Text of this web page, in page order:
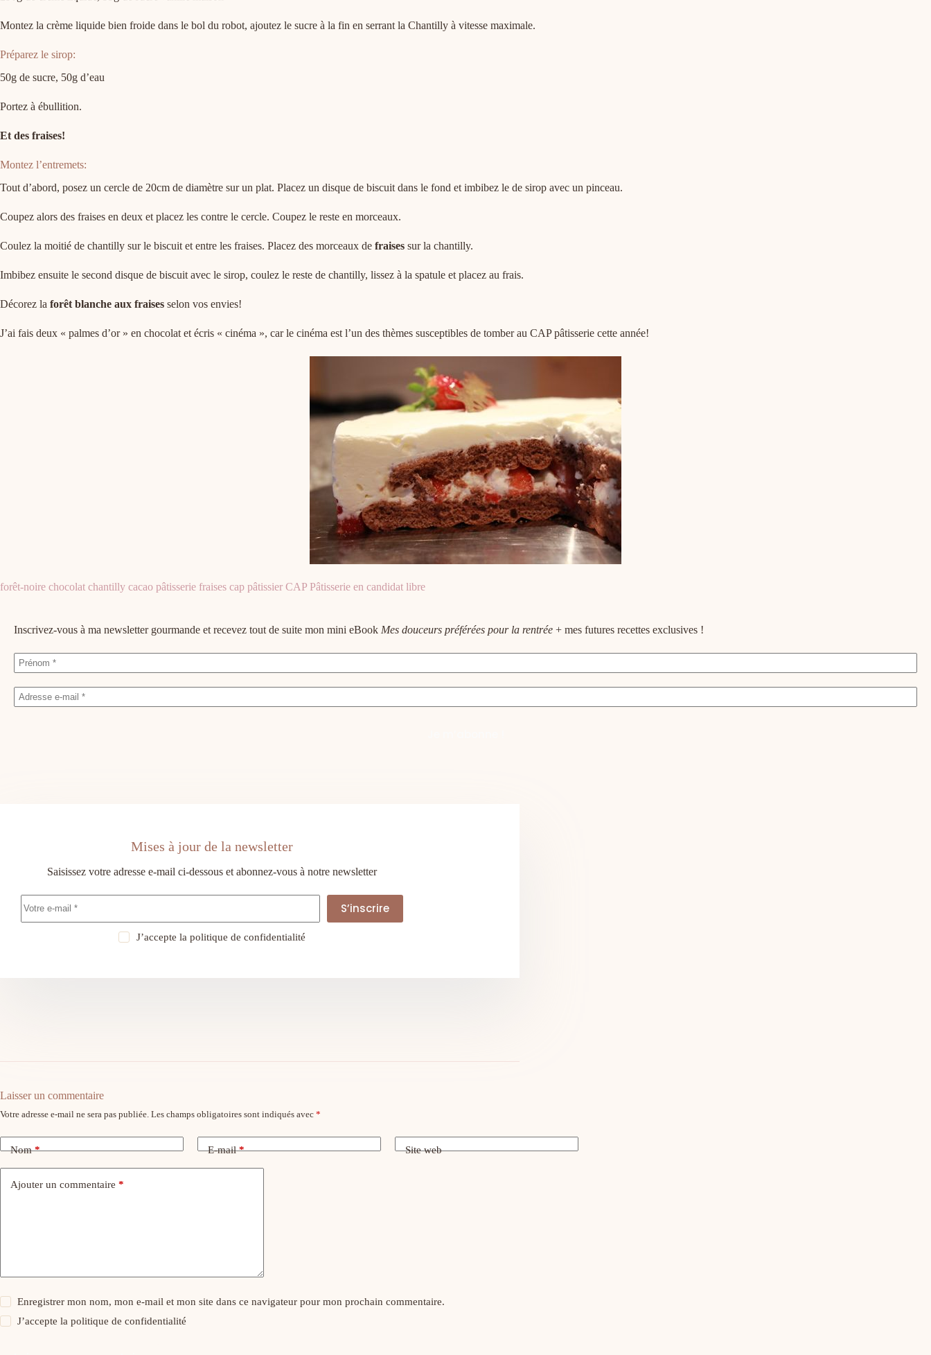
Montez la crème liquide bien froide dans le bol du robot, ajoutez le sucre à la fin en serrant la Chantilly à vitesse maximale.
Préparez le sirop:
50g de sucre, 50g d’eau
Portez à ébullition.
Et des fraises!
Montez l’entremets:
Tout d’abord, posez un cercle de 20cm de diamètre sur un plat. Placez un disque de biscuit dans le fond et imbibez le de sirop avec un pinceau.
Coupez alors des fraises en deux et placez les contre le cercle. Coupez le reste en morceaux.
Coulez la moitié de chantilly sur le biscuit et entre les fraises. Placez des morceaux de fraises sur la chantilly.
Imbibez ensuite le second disque de biscuit avec le sirop, coulez le reste de chantilly, lissez à la spatule et placez au frais.
Décorez la forêt blanche aux fraises selon vos envies!
J’ai fais deux « palmes d’or » en chocolat et écris « cinéma », car le cinéma est l’un des thèmes susceptibles de tomber au CAP pâtisserie cette année!
forêt-noire chocolat chantilly cacao pâtisserie fraises cap pâtissier CAP Pâtisserie en candidat libre
Inscrivez-vous à ma newsletter gourmande et recevez tout de suite mon mini eBook Mes douceurs préférées pour la rentrée + mes futures recettes exclusives !
Mises à jour de la newsletter
Saisissez votre adresse e-mail ci-dessous et abonnez-vous à notre newsletter
S’inscrire
J’accepte la politique de confidentialité
Laisser un commentaire
Votre adresse e-mail ne sera pas publiée. Les champs obligatoires sont indiqués avec *
Nom* E-mail* Site web
Ajouter un commentaire *
Enregistrer mon nom, mon e-mail et mon site dans ce navigateur pour mon prochain commentaire.
J’accepte lapolitique de confidentialité